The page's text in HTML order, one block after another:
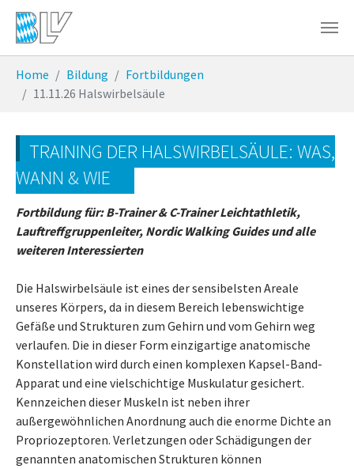
Zum Hauptinhalt springen
Home Bildung
Fortbildungen
11.11.26 Halswirbelsäule
TRAINING DER HALSWIRBELSÄULE: WAS,
WANN & WIE
Fortbildung für: B-Trainer & C-Trainer Leichtathletik,
Lauftreffgruppenleiter, Nordic Walking Guides und alle
weiteren Interessierten
Die Halswirbelsäule ist eines der sensibelsten Areale
unseres Körpers, da in diesem Bereich lebenswichtige
Gefäße und Strukturen zum Gehirn und vom Gehirn weg
verlaufen. Die in dieser Form einzigartige anatomische
Konstellation wird durch einen komplexen Kapsel-Band-
Apparat und eine vielschichtige Muskulatur gesichert.
Kennzeichen dieser Muskeln ist neben ihrer
außergewöhnlichen Anordnung auch die enorme Dichte an
Propriozeptoren. Verletzungen oder Schädigungen der
genannten anatomischen Strukturen können